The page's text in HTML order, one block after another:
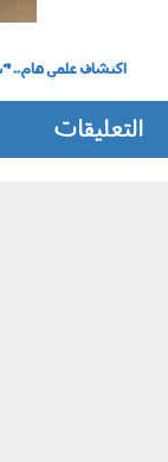
اكتشاف علمي هام..
التعليقات